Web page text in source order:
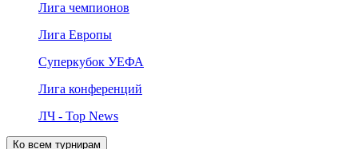
Лига чемпионов
Лига Европы
Суперкубок УЕФА
Лига конференций
ЛЧ - Top News
Ко всем турнирам